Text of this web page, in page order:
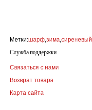
Метки:шарф,зима,сиреневый
Служба поддержки
Связаться с нами
Возврат товара
Карта сайта